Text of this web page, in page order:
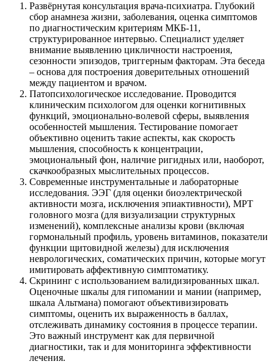
Развёрнутая консультация врача-психиатра. Глубокий
сбор анамнеза жизни, заболевания, оценка симптомов
по диагностическим критериям МКБ-11,
структурированное интервью. Специалист уделяет
внимание выявлению цикличности настроения,
сезонности эпизодов, триггерным факторам. Эта беседа
– основа для построения доверительных отношений
между пациентом и врачом.
Патопсихологическое исследование. Проводится
клиническим психологом для оценки когнитивных
функций, эмоционально-волевой сферы, выявления
особенностей мышления. Тестирование помогает
объективно оценить такие аспекты, как скорость
мышления, способность к концентрации,
эмоциональный фон, наличие ригидных или, наоборот,
скачкообразных мыслительных процессов.
Современные инструментальные и лабораторные
исследования. ЭЭГ (для оценки биоэлектрической
активности мозга, исключения эпиактивности), МРТ
головного мозга (для визуализации структурных
изменений), комплексные анализы крови (включая
гормональный профиль, уровень витаминов, показатели
функции щитовидной железы) для исключения
неврологических, соматических причин, которые могут
имитировать аффективную симптоматику.
Скрининг с использованием валидизированных шкал.
Оценочные шкалы для гипомании и мании (например,
шкала Альтмана) помогают объективизировать
симптомы, оценить их выраженность в баллах,
отслеживать динамику состояния в процессе терапии.
Это важный инструмент как для первичной
диагностики, так и для мониторинга эффективности
лечения.